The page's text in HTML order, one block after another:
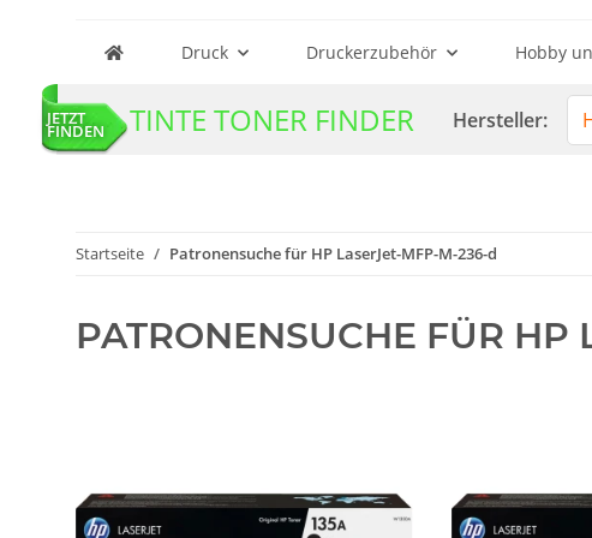
Druck Druckerzubehör Hobby
JETZT
FINDEN TINTE TONER FINDER Hersteller:
Startseite Patronensuche für HP LaserJet-MFP-M-236-d
PATRONENSUCHE FÜR